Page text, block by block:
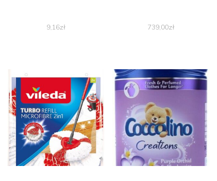
9,16zł 739,00zł